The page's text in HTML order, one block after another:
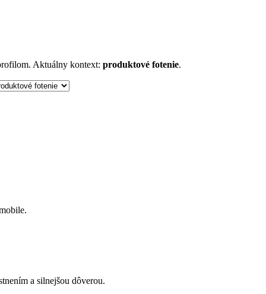
Aktuálny kontext: produktové fotenie.
a silnejšou dôverou.